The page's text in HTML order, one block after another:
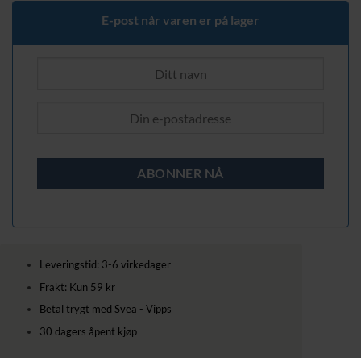
E-post når varen er på lager
Leveringstid: 3-6 virkedager
Frakt: Kun 59 kr
Betal trygt med Svea - Vipps
30 dagers åpent kjøp